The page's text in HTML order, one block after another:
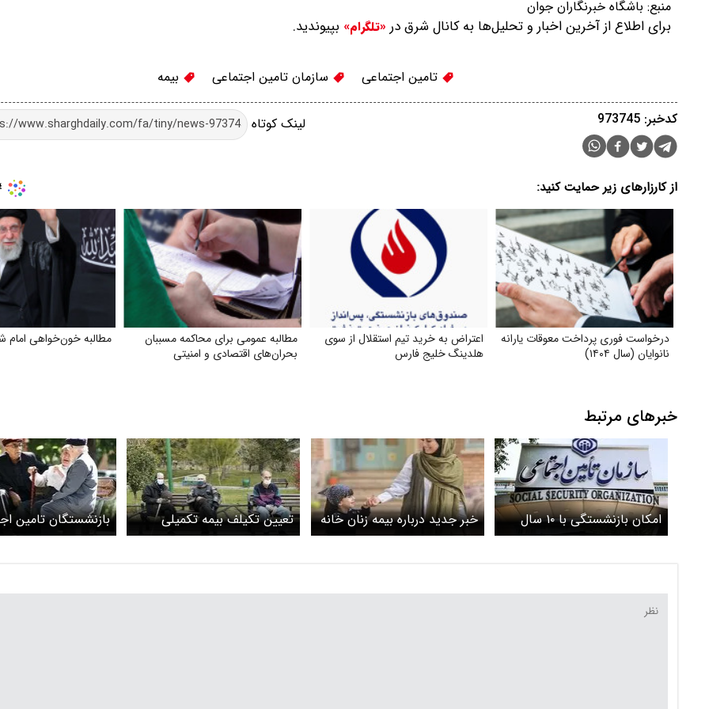
منبع: باشگاه خبرنگاران جوان
برای اطلاع از آخرین اخبار و تحلیل‌ها به کانال شرق در «تلگرام» بپیوندید.
تامین اجتماعی سازمان تامین اجتماعی بیمه
لینک کوتاه کدخبر: 973745
از کارزارهای زیر حمایت کنید:
درخواست فوری پرداخت معوقات یارانه
نانوایان (سال ۱۴۰۴)
اعتراض به خرید تیم استقلال از سوی
هلدینگ خلیج فارس
مطالبه عمومی برای محاکمه مسببان
بحران‌های اقتصادی و امنیتی
مطالبه خون‌خواهی امام
خبرهای مرتبط
امکان بازنشستگی با ۱۰ سال
سابقه بیمه تأمین اجتماعی
خبر جدید درباره بیمه زنان خانه
دار
تعیین تکیلف بیمه تکمیلی
بازنشستگان با سرانه جدید
بازنشستگان تامین
فعلا بیمه تکمیلی